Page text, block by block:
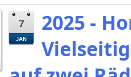
7
JAN
2025 -